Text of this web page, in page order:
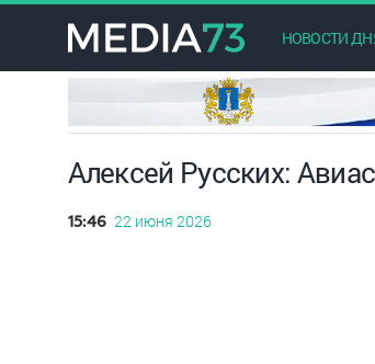
НОВОСТИ
Алексей Русских:
15:46 22 июня 2026